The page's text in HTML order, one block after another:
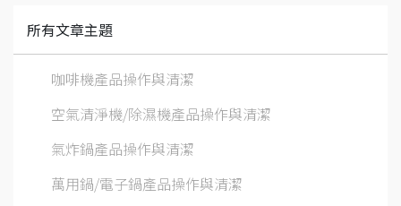
所有文章主題
咖啡機產品操作與清潔
空氣清淨機/除濕機產品操作與清潔
氣炸鍋產品操作與清潔
萬用鍋/電子鍋產品操作與清潔